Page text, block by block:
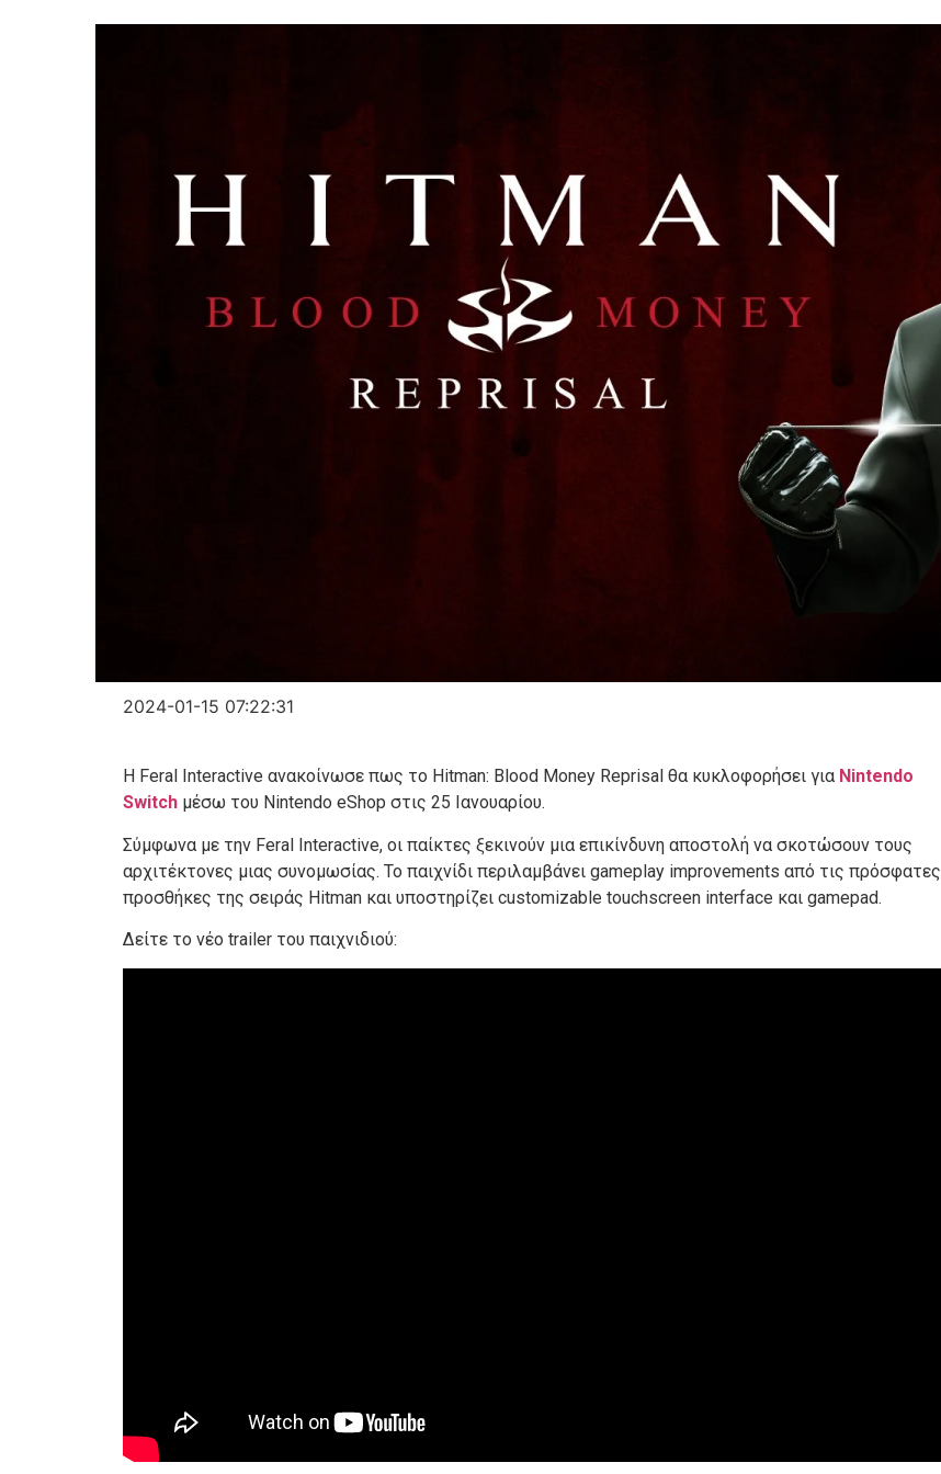
2024-01-15 07:22:31
H Feral Interactive ανακοίνωσε πως το Hitman: Blood Money Reprisal θα κυκλοφορήσει για Nintendo
Switch μέσω του Nintendo eShop στις 25 Ιανουαρίου.
Σύμφωνα με την Feral Interactive, οι παίκτες ξεκινούν μια επικίνδυνη αποστολή να σκοτώσουν τους
αρχιτέκτονες μιας συνομωσίας. Το παιχνίδι περιλαμβάνει gameplay improvements από τις πρόσφατες
προσθήκες της σειράς Hitman και υποστηρίζει customizable touchscreen interface και gamepad.
Δείτε το νέο trailer του παιχνιδιού: